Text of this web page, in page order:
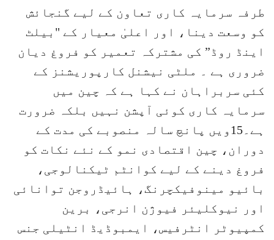
طرفہ سرمایہ کاری تعاون کے لیے گنجائش
کو وسعت دینا، اور اعلیٰ معیار کے "بیلٹ
اینڈ روڈ” کی مشترکہ تعمیر کو فروغ دیان
ضروری ہے ۔ ملٹی نیشنل کارپوریشنز کے
کئی سربراہان نے کہا ہے کہ چین میں
سرمایہ کاری کوئی آپشن نہیں بلکہ ضرورت
ہے۔15ویں پانچ سالہ منصوبے کی مدت کے
دوران، چین اقتصادی نمو کے نئے نکات کو
فروغ دینے کے لیے کوانٹم ٹیکنالوجی،
بائیو مینوفیکچرنگ، ہائیڈروجن توانائی
اور نیوکلیئر فیوژن انرجی، برین
کمپیوٹر انٹرفیس، ایمبوڈیڈ انٹیلی جنس